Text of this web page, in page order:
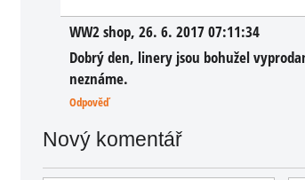
WW2 shop, 26. 6. 2017 07:11:34
Dobrý den, linery jsou bohužel
neznáme.
Odpověď
Nový komentář